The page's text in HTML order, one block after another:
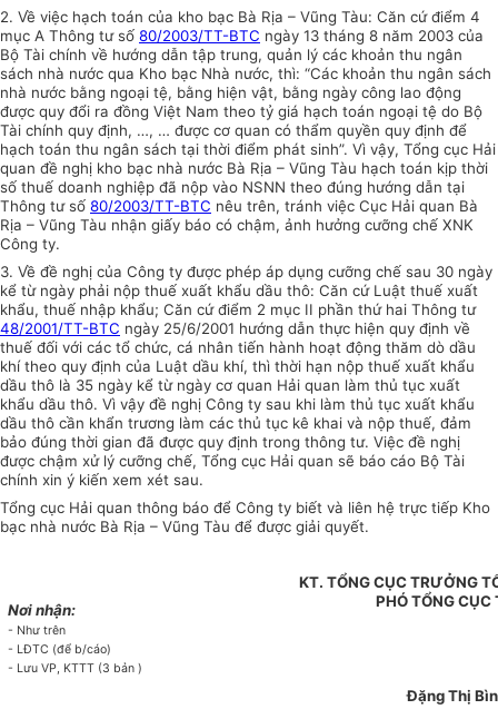
2. Về việc hạch toán của kho bạc Bà Rịa – Vũng Tàu: Căn cứ điểm 4
mục A Thông tư số 80/2003/TT-BTC ngày 13 tháng 8 năm 2003 của
Bộ Tài chính về hướng dẫn tập trung, quản lý các khoản thu ngân
sách nhà nước qua Kho bạc Nhà nước, thì: “Các khoản thu ngân sách
nhà nước bằng ngoại tệ, bằng hiện vật, bằng ngày công lao động
được quy đổi ra đồng Việt Nam theo tỷ giá hạch toán ngoại tệ do Bộ
Tài chính quy định, …, … được cơ quan có thẩm quyền quy định để
hạch toán thu ngân sách tại thời điểm phát sinh”. Vì vậy, Tổng cục Hải
quan đề nghị kho bạc nhà nước Bà Rịa – Vũng Tàu hạch toán kịp thời
số thuế doanh nghiệp đã nộp vào NSNN theo đúng hướng dẫn tại
Thông tư số 80/2003/TT-BTC nêu trên, tránh việc Cục Hải quan Bà
Rịa – Vũng Tàu nhận giấy báo có chậm, ảnh hưởng cưỡng chế XNK
Công ty.
3. Về đề nghị của Công ty được phép áp dụng cưỡng chế sau 30 ngày
kể từ ngày phải nộp thuế xuất khẩu dầu thô: Căn cứ Luật thuế xuất
khẩu, thuế nhập khẩu; Căn cứ điểm 2 mục II phần thứ hai Thông tư
48/2001/TT-BTC ngày 25/6/2001 hướng dẫn thực hiện quy định về
thuế đối với các tổ chức, cá nhân tiến hành hoạt động thăm dò dầu
khí theo quy định của Luật dầu khí, thì thời hạn nộp thuế xuất khẩu
dầu thô là 35 ngày kể từ ngày cơ quan Hải quan làm thủ tục xuất
khẩu dầu thô. Vì vậy đề nghị Công ty sau khi làm thủ tục xuất khẩu
dầu thô cần khẩn trương làm các thủ tục kê khai và nộp thuế, đảm
bảo đúng thời gian đã được quy định trong thông tư. Việc đề nghị
được chậm xử lý cưỡng chế, Tổng cục Hải quan sẽ báo cáo Bộ Tài
chính xin ý kiến xem xét sau.
Tổng cục Hải quan thông báo để Công ty biết và liên hệ trực tiếp Kho
bạc nhà nước Bà Rịa – Vũng Tàu để được giải quyết.
Nơi nhận:
- Như trên
- LĐTC (để b/cáo)
- Lưu VP, KTTT (3 bản )
KT. TỔNG CỤC TRƯỞNG
PHÓ TỔNG CỤC
Đặng Thị